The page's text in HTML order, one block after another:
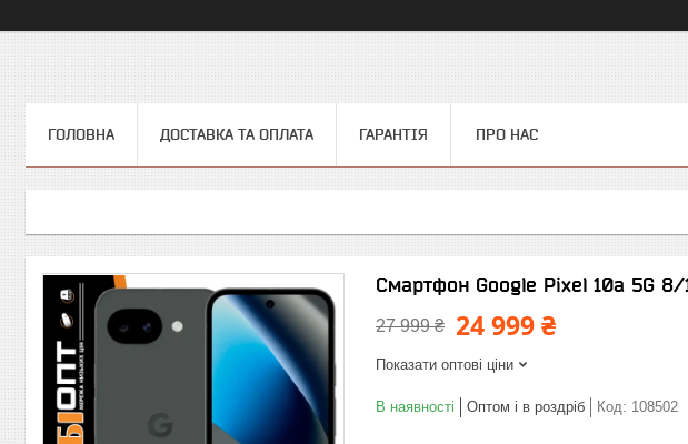
ГОЛОВНА ДОСТАВКА ТА ОПЛАТА ГАРАНТІЯ ПРО НАС
Смартфон Google Pixel 10a 5G
27 999 ₴ 24 999 ₴
Показати оптові ціни
В наявності Оптом і в роздріб Код: 108502